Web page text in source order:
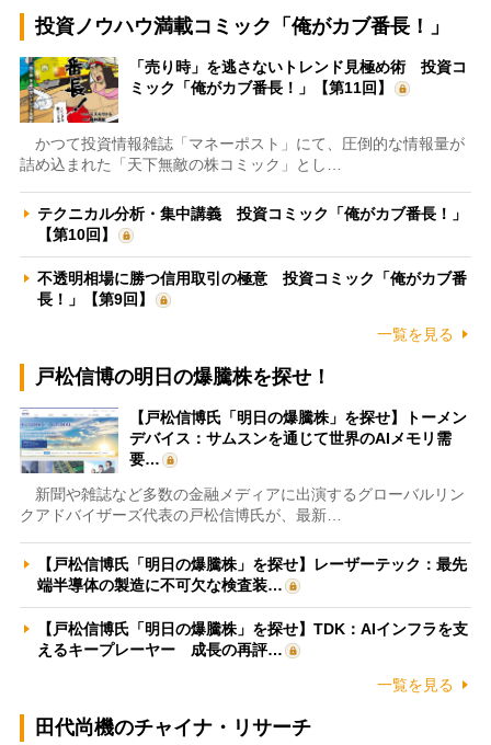
投資ノウハウ満載コミック「俺がカブ番長！」
「売り時」を逃さないトレンド見極め術 投資コ
ミック「俺がカブ番長！」【第11回】
かつて投資情報雑誌「マネーポスト」にて、圧倒的な情報量が
詰め込まれた「天下無敵の株コミック」とし…
テクニカル分析・集中講義 投資コミック「俺がカブ番長！」
【第10回】
不透明相場に勝つ信用取引の極意 投資コミック「俺がカブ番
長！」【第9回】
一覧を見る
戸松信博の明日の爆騰株を探せ！
【戸松信博氏「明日の爆騰株」を探せ】トーメン
デバイス：サムスンを通じて世界のAIメモリ需
要…
新聞や雑誌など多数の金融メディアに出演するグローバルリン
クアドバイザーズ代表の戸松信博氏が、最新…
【戸松信博氏「明日の爆騰株」を探せ】レーザーテック：最先
端半導体の製造に不可欠な検査装…
【戸松信博氏「明日の爆騰株」を探せ】TDK：AIインフラを支
えるキープレーヤー 成長の再評…
一覧を見る
田代尚機のチャイナ・リサーチ